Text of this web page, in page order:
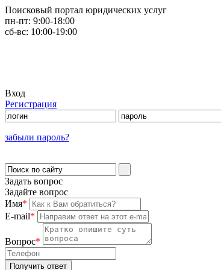
Поисковый портал юридических услуг
пн-пт: 9:00-18:00
сб-вс: 10:00-19:00
Вход
Регистрация
забыли пароль?
Задать вопрос
Задайте вопрос
Имя*
E-mail*
Вопрос*